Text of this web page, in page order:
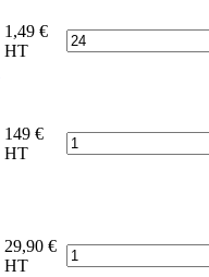
1,49 €
HT
149 €
HT
29,90 €
HT